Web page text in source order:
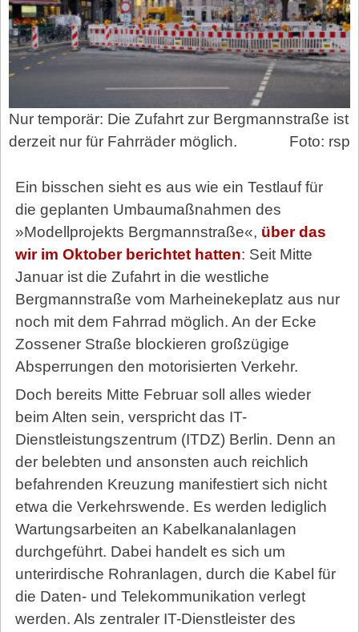
Nur temporär: Die Zufahrt zur Bergmannstraße ist
derzeit nur für Fahrräder möglich.
Foto: rsp
Ein bisschen sieht es aus wie ein Testlauf für
die geplanten Umbaumaßnahmen des
»Modellprojekts Bergmannstraße«, über das
wir im Oktober berichtet hatten: Seit Mitte
Januar ist die Zufahrt in die westliche
Bergmannstraße vom Marheinekeplatz aus nur
noch mit dem Fahrrad möglich. An der Ecke
Zossener Straße blockieren großzügige
Absperrungen den motorisierten Verkehr.
Doch bereits Mitte Februar soll alles wieder
beim Alten sein, verspricht das IT-
Dienstleistungszentrum (ITDZ) Berlin. Denn an
der belebten und ansonsten auch reichlich
befahrenden Kreuzung manifestiert sich nicht
etwa die Verkehrswende. Es werden lediglich
Wartungsarbeiten an Kabelkanalanlagen
durchgeführt. Dabei handelt es sich um
unterirdische Rohranlagen, durch die Kabel für
die Daten- und Telekommunikation verlegt
werden. Als zentraler IT-Dienstleister des